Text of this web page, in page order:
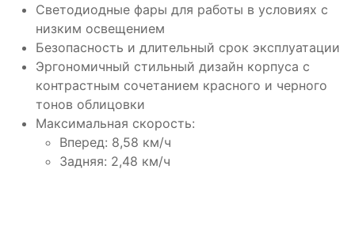
Светодиодные фары для работы в условиях с
низким освещением
Безопасность и длительный срок эксплуатации
Эргономичный стильный дизайн корпуса с
контрастным сочетанием красного и черного
тонов облицовки
Максимальная скорость:
Вперед: 8,58 км/ч
Задняя: 2,48 км/ч